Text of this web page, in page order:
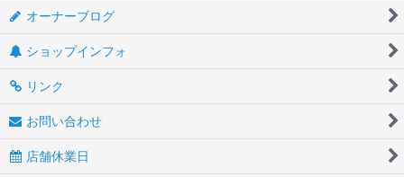
オーナーブログ
ショップインフォ
リンク
お問い合わせ
店舗休業日